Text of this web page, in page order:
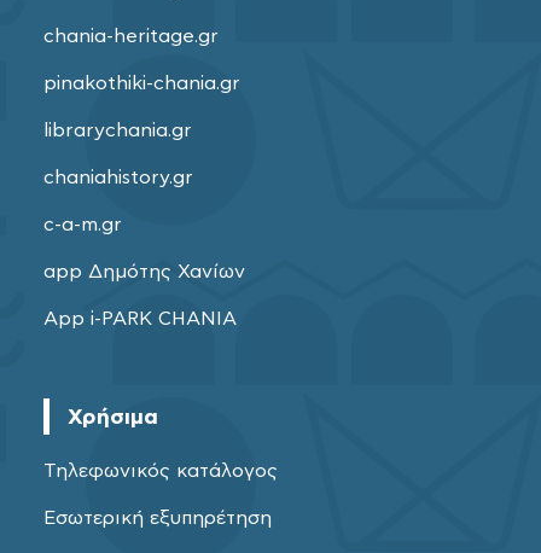
chania-heritage.gr
pinakothiki-chania.gr
librarychania.gr
chaniahistory.gr
c-a-m.gr
app Δημότης Χανίων
App i-PARK CHANIA
Χρήσιμα
Τηλεφωνικός κατάλογος
Εσωτερική εξυπηρέτηση